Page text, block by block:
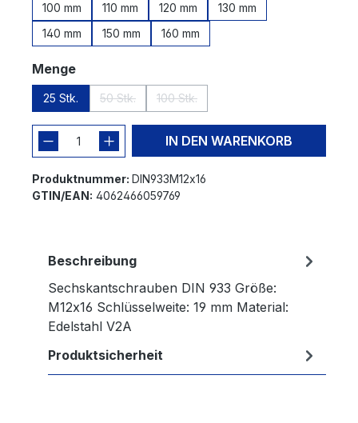
100 mm
110 mm 120 mm
130 mm
140 mm
150 mm 160 mm
Mengeauswählen
25 Stk. 50 Stk. 100 Stk.
IN DEN WARENKORB
Produktnummer: DIN933M12x16
GTIN/EAN: 4062466059769
Beschreibung
Sechskantschrauben DIN 933 Größe:
M12x16 Schlüsselweite: 19 mm Material:
Edelstahl V2A
Produktsicherheit